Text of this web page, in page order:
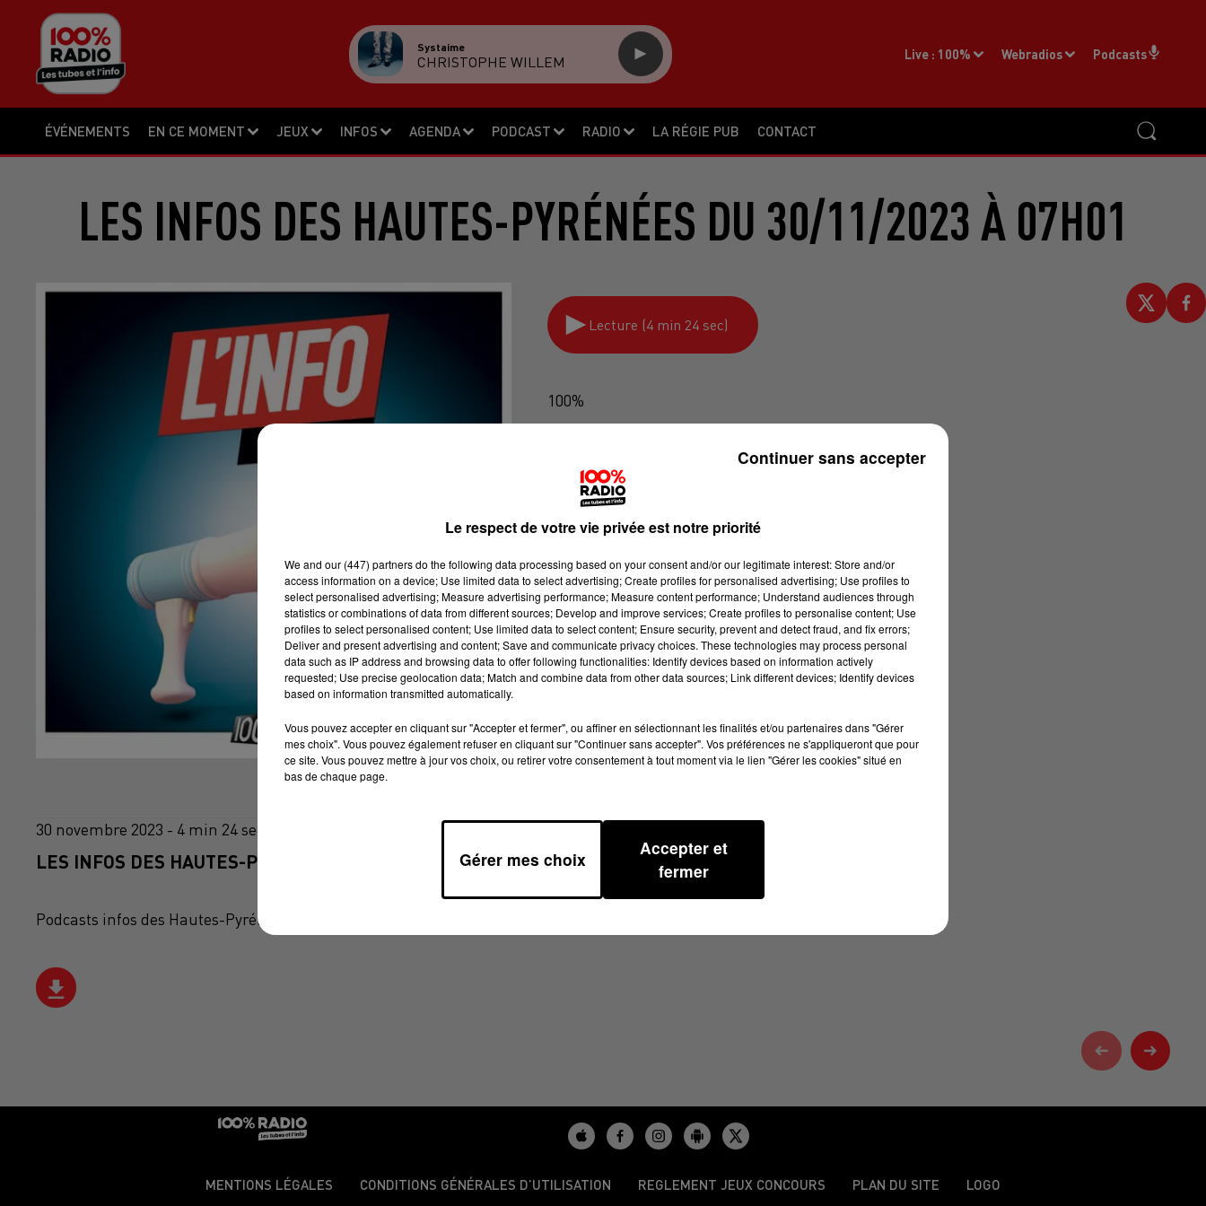
ÉVÉNEMENTS EN CE MOMENT JEUX INFOS AGENDA PODCAST RADIO LA RÉGIE PUB CONTACT
Live : 100% Webradios Podcasts
Systaime
CHRISTOPHE WILLEM
LES INFOS DES HAUTES-PYRÉNÉES DU 30/11/2023 À 07H01
Lecture (4 min 24 sec)
100%
30 novembre 2023 - 4 min 24 sec
LES INFOS DES HAUTES-PYRÉNÉES DU 30/11/2023 À 07H01
Podcasts infos des Hautes-Pyrénées
MENTIONS LÉGALES CONDITIONS GÉNÉRALES D’UTILISATION REGLEMENT JEUX CONCOURS PLAN DU SITE LOGO
Le respect de votre vie privée est notre priorité
We and our (447) partnersdo the following data processing based on your consent and/or our legitimate interest: Store and/or
access information on a device; Use limited data to select advertising; Create profiles for personalised advertising; Use profiles to
select personalised advertising; Measure advertising performance; Measure content performance; Understand audiences through
statistics or combinations of data from different sources; Develop and improve services; Create profiles to personalise content; Use
profiles to select personalised content; Use limited data to select content; Ensure security, prevent and detect fraud, and fix errors;
Deliver and present advertising and content; Save and communicate privacy choices. These technologies may process personal
data such as IP address and browsing data to offer following functionalities: Identify devices based on information actively
requested; Use precise geolocation data; Match and combine data from other data sources; Link different devices; Identify devices
based on information transmitted automatically.
Vous pouvez accepter en cliquant sur "Accepter et fermer", ou affiner en sélectionnant les finalités et/ou partenaires dans "Gérer
mes choix". Vous pouvez également refuser en cliquant sur "Continuer sans accepter". Vos préférences ne s'appliqueront que pour
ce site. Vous pouvez mettre à jour vos choix, ou retirer votre consentement à tout moment via le lien "Gérer les cookies" situé en
bas de chaque page.
Gérer mes choix
Accepter et
fermer
Continuer sans accepter